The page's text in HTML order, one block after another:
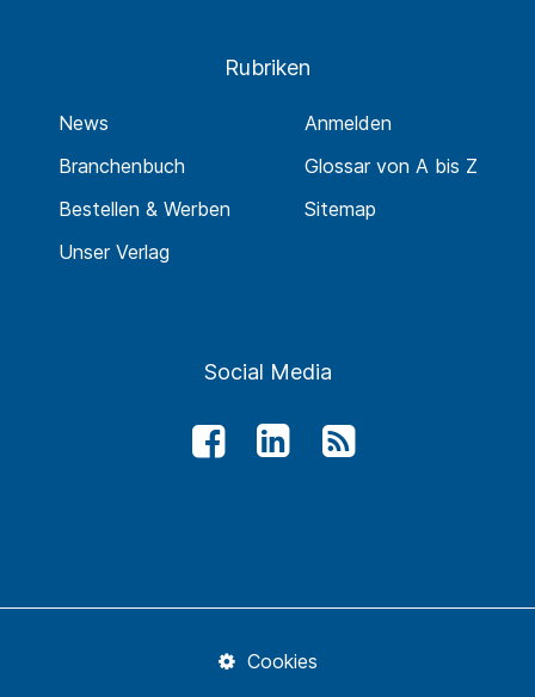
Rubriken
News
Branchenbuch
Bestellen & Werben
Unser Verlag
Anmelden
Glossar von A bis Z
Sitemap
Social Media
Cookies